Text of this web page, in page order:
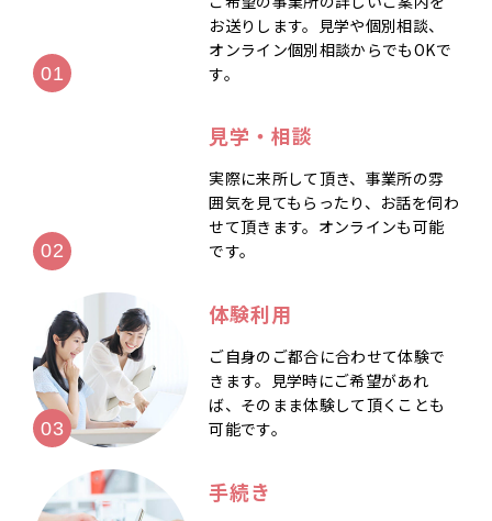
お送りします。見学や個別相談、
オンライン個別相談からでもOKで
す。
見学・相談
実際に来所して頂き、事業所の雰
囲気を見てもらったり、お話を伺わ
せて頂きます。オンラインも可能
です。
体験利用
ご自身のご都合に合わせて体験で
きます。見学時にご希望があれ
ば、そのまま体験して頂くことも
可能です。
手続き